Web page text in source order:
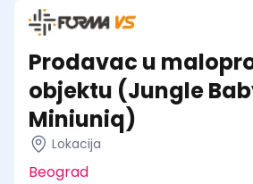
Prodavac u
objektu (Jungle
Miniuniq)
Lokacija
Beograd